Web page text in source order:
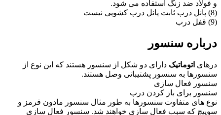
و فولاد ضد زنگ استفاده می شود.
(8) پانل درب ثابت پانل درب کشویی نیست
(9) قفل درب
درباره سنسور
درهای اتوماتیک دارای دو شکل از سنسور هستند که این نوع از
سنسورها به سنسور پشتیبانی وصل هستند.
سنسور فعال سازی
سنسور برای باز کردن درب
نوع های متفاوت سنسورها به طور مثال سنسور مادون قرمز و
سوییچ که سبب فعال سازی خواهند شد. سنسور فعال سازی